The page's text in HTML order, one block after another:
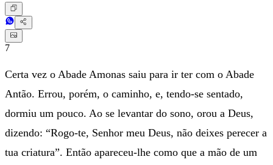
7
Certa vez o Abade Amonas saiu para ir ter com o Abade
Antão. Errou, porém, o caminho, e, tendo-se sentado,
dormiu um pouco. Ao se levantar do sono, orou a Deus,
dizendo: “Rogo-te, Senhor meu Deus, não deixes perecer a
tua criatura”. Então apareceu-lhe como que a mão de um